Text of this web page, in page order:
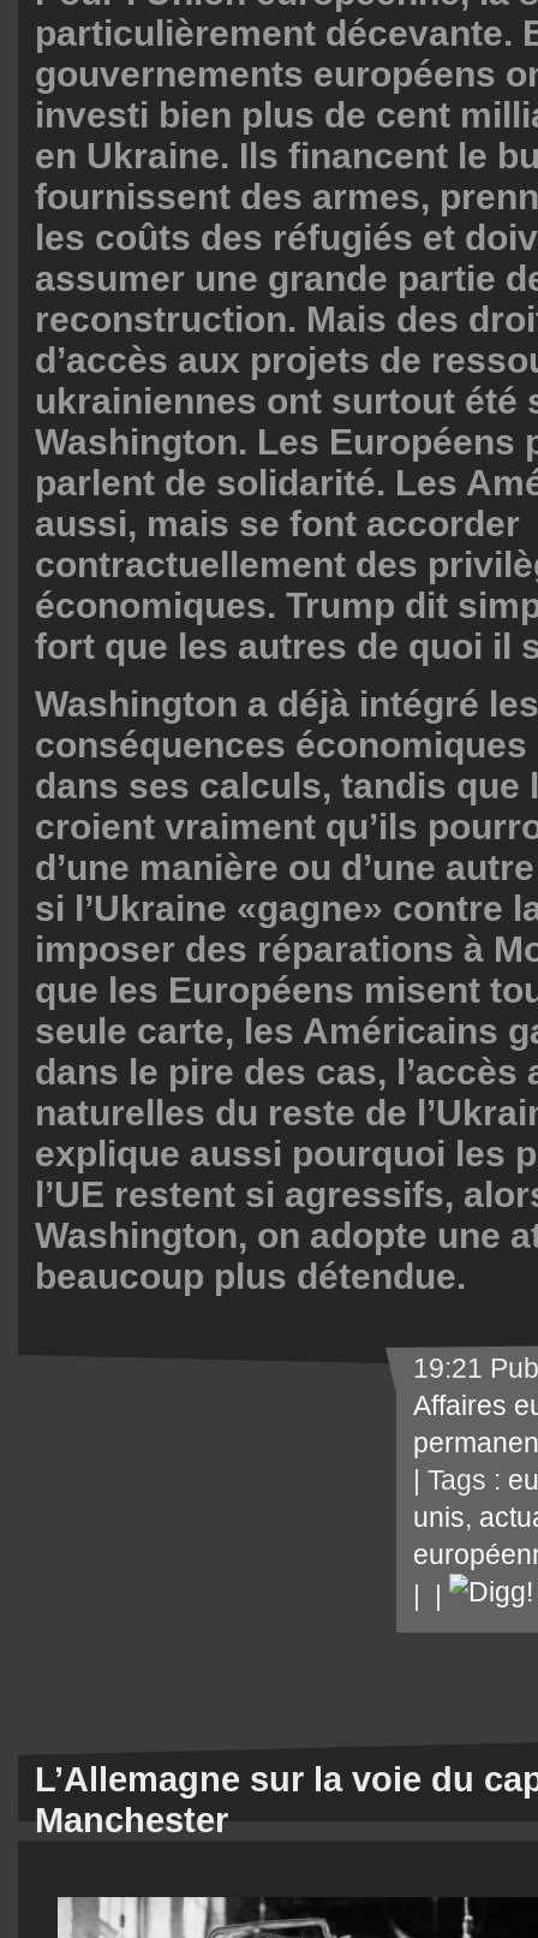
particulièrement décevante.
gouvernements européens
investi bien plus de cent
en Ukraine. Ils financent le
fournissent des armes,
les coûts des réfugiés et
assumer une grande partie
reconstruction. Mais des
d’accès aux projets de
ukrainiennes ont surtout été
Washington. Les Européens
parlent de solidarité. Les
aussi, mais se font accorder
contractuellement des
économiques. Trump dit
fort que les autres de quoi il
Washington a déjà intégré les
conséquences économiques
dans ses calculs, tandis que
croient vraiment qu’ils
d’une manière ou d’une
si l’Ukraine «gagne» contre
imposer des réparations à
que les Européens misent
seule carte, les Américains
dans le pire des cas,
naturelles du reste de
explique aussi pourquoi les
l’UE restent si agressifs,
Washington, on adopte une
beaucoup plus détendue.
19:21
Affaires
| Tags :
unis,
L’Allemagne sur la voie du
Manchester